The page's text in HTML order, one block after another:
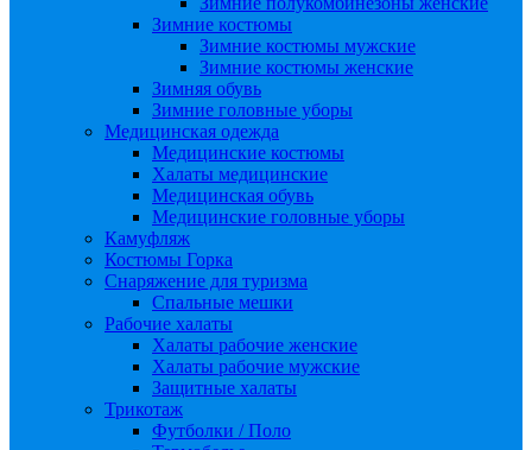
Зимние костюмы
Зимние костюмы мужские
Зимние костюмы женские
Зимняя обувь
Зимние головные уборы
Медицинская одежда
Медицинские костюмы
Халаты медицинские
Медицинская обувь
Медицинские головные уборы
Камуфляж
Костюмы Горка
Снаряжение для туризма
Спальные мешки
Рабочие халаты
Халаты рабочие женские
Халаты рабочие мужские
Защитные халаты
Трикотаж
Футболки / Поло